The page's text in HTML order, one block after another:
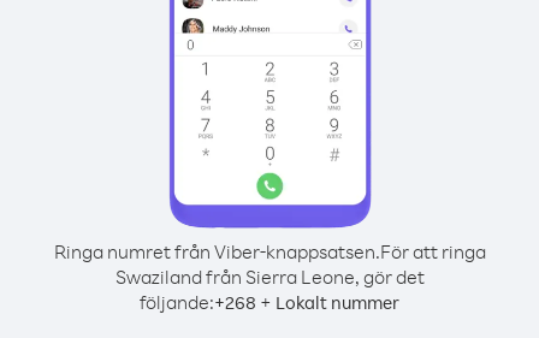
Ringa numret från Viber-knappsatsen.För att ringa
Swaziland från Sierra Leone, gör det
följande:+268 + Lokalt nummer